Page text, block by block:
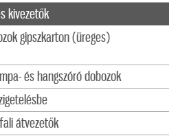
kivezetők
gipszkarton (üreges)
és hangszóró dobozok
átvezetők